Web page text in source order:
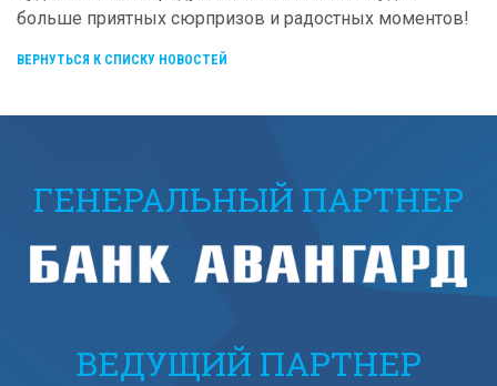
больше приятных сюрпризов и радостных моментов!
ВЕРНУТЬСЯ К СПИСКУ НОВОСТЕЙ
ГЕНЕРАЛЬНЫЙ ПАРТНЕР
ВЕДУЩИЙ ПАРТНЕР